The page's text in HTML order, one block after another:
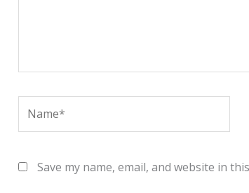
Save my name, email, and website in